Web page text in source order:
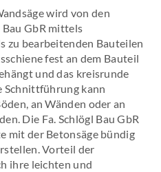
wird von den
Bau GbR mittels
zu bearbeitenden Bauteilen
fest an dem Bauteil
und das kreisrunde
kann
an Wänden oder an
Die Fa. Schlögl Bau GbR
mit der Betonsäge bündig
Vorteil der
ihre leichten und